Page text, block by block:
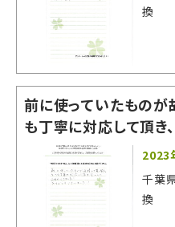
換
前に使っていたものが
も丁寧に対応して頂き
た！ 有難うございまし
2023
千葉
換